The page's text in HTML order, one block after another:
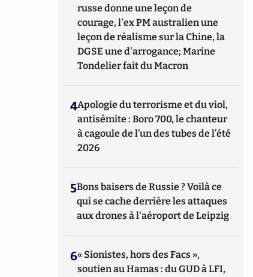
russe donne une leçon de
courage, l'ex PM australien une
leçon de réalisme sur la Chine, la
DGSE une d'arrogance; Marine
Tondelier fait du Macron
4Apologie du terrorisme et du viol,
antisémite : Boro 700, le chanteur
à cagoule de l’un des tubes de l’été
2026
5Bons baisers de Russie ? Voilà ce
qui se cache derrière les attaques
aux drones à l'aéroport de Leipzig
6« Sionistes, hors des Facs »,
soutien au Hamas : du GUD à LFI,